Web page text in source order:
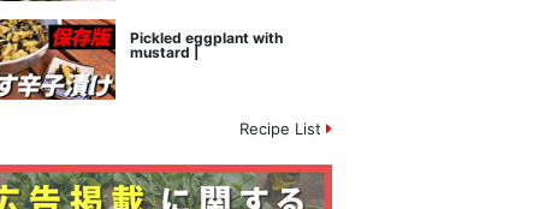
Pickled eggplant with
mustard |
Recipe List